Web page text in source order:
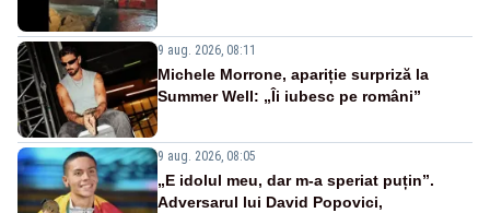
9 aug. 2026, 08:11
Michele Morrone, apariție surpriză la
Summer Well: „Îi iubesc pe români”
9 aug. 2026, 08:05
„E idolul meu, dar m-a speriat puțin”.
Adversarul lui David Popovici,